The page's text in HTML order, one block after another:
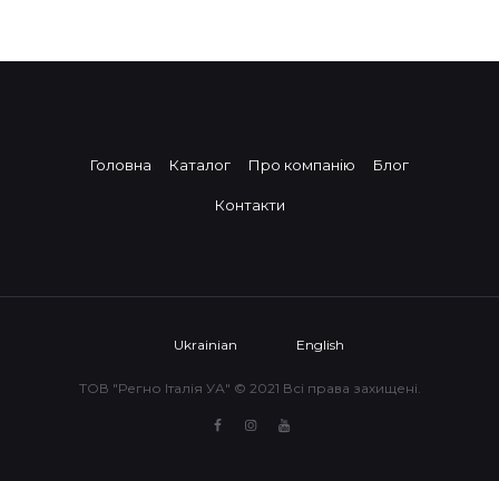
Головна Каталог Про компанію Блог
Контакти
Ukrainian English
ТОВ "Регно Італія УА" © 2021 Всі права захищені.